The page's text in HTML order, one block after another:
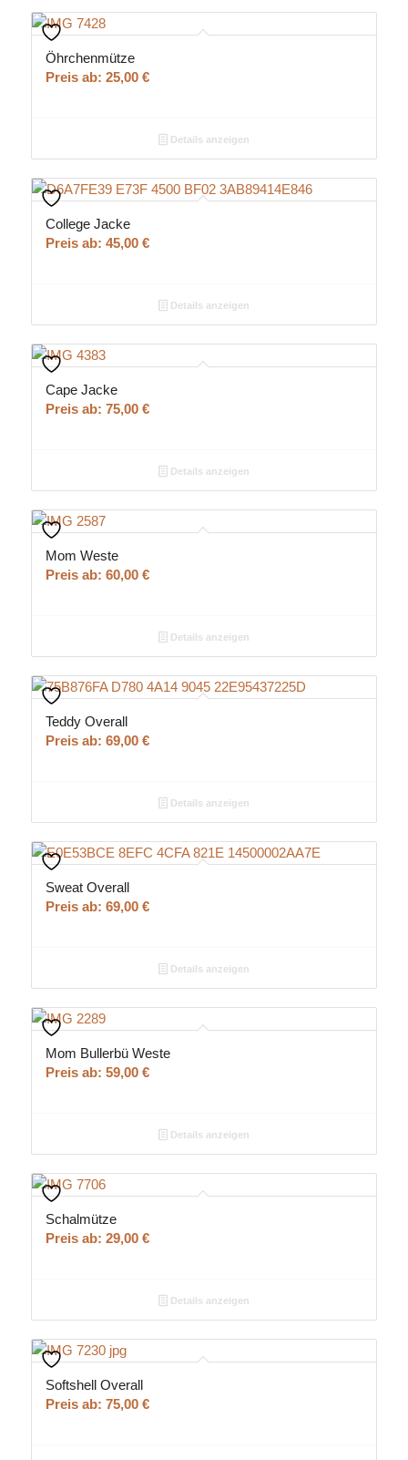
Öhrchenmütze
Preis ab: 25,00 €
Details anzeigen
College Jacke
Preis ab: 45,00 €
Details anzeigen
Cape Jacke
Preis ab: 75,00 €
Details anzeigen
Mom Weste
Preis ab: 60,00 €
Details anzeigen
Teddy Overall
Preis ab: 69,00 €
Details anzeigen
Sweat Overall
Preis ab: 69,00 €
Details anzeigen
Mom Bullerbü Weste
Preis ab: 59,00 €
Details anzeigen
Schalmütze
Preis ab: 29,00 €
Details anzeigen
Softshell Overall
Preis ab: 75,00 €